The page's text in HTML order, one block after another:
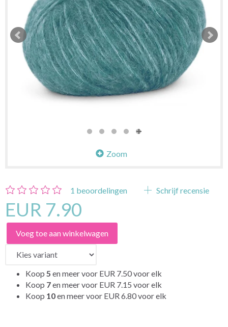
Zoom
1 beoordelingen Schrijf recensie
EUR 7.90
Voeg toe aan winkelwagen
Koop 5 en meer voor EUR 7.50voor elk
Koop 7en meer voor EUR 7.15 voor elk
Koop 10en meer voor EUR 6.80voor elk